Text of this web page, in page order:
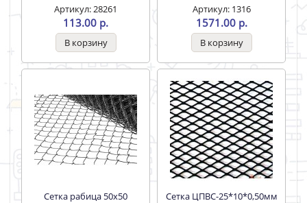
Артикул: 28261
113.00 р.
Артикул: 1316
1571.00 р.
Сетка рабица 50х50
Сетка ЦПВС-25*10*0,50мм